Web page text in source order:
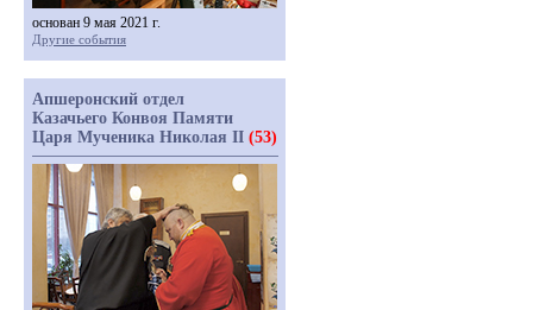
основан 9 мая 2021 г.
Другие события
Апшеронский отдел
Казачьего Конвоя Памяти
Царя Мученика Николая II (53)